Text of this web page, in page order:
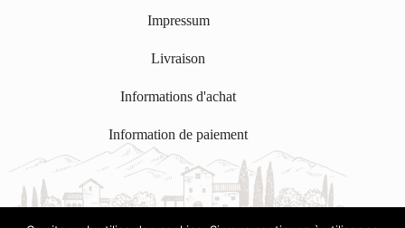
Impressum
Livraison
Informations d'achat
Information de paiement